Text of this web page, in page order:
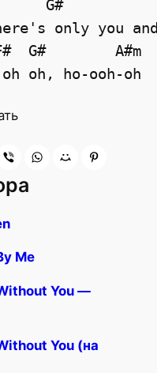
G#
only you
G#        A#m
Me
You —
You (на